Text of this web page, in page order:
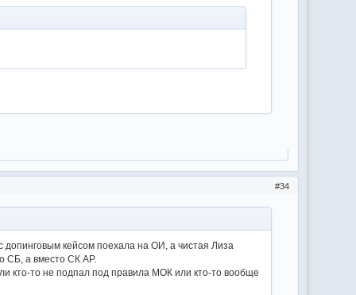
34
кейсом поехала на ОИ, а чистая Лиза
СБ, а вместо СК АР.
кто-то не подпал под правила МОК или кто-то вообще